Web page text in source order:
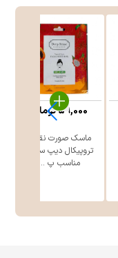
ماسک صورت نقابی
تروپیکال دیپ سنس
مناسب پ ...
59,000تومان